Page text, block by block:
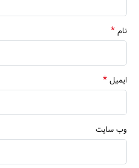
نام*
ایمیل*
وب‌ سایت